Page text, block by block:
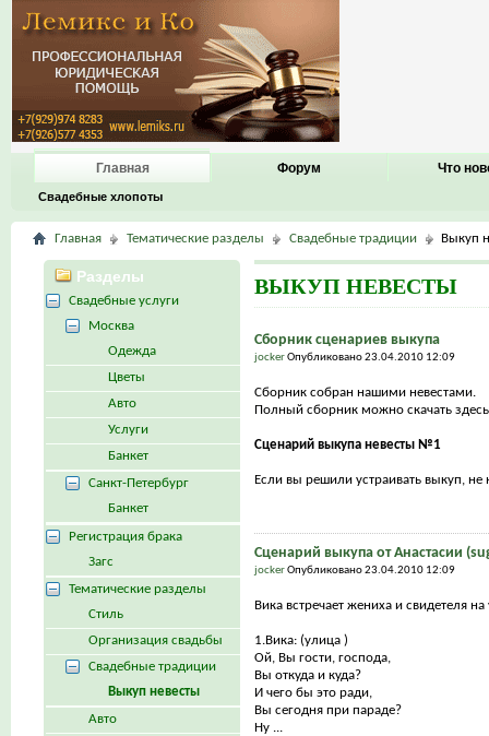
Главная
Свадебные хлопоты
Форум Что
Главная Тематические разделы Свадебные традиции Выкуп
ВЫКУП НЕВЕСТЫ
Сборник сценариев выкупа
jockerОпубликовано 23.04.2010 12:09
Сборник собран нашими невестами.
Полный сборник можно скачать
Сценарий выкупа невесты №1
Если вы решили устраивать выкуп, не
Сценарий выкупа от Анастасии
jockerОпубликовано 23.04.2010 12:09
Вика встречает жениха и свидетеля на
1.Вика: (улица )
Ой, Вы гости, господа,
Вы откуда и куда?
И чего бы это ради,
Вы сегодня при параде?
Ну ...
Разделы
Свадебные услуги
Москва
Одежда
Цветы
Авто
Услуги
Банкет
Санкт-Петербург
Банкет
Регистрация брака
Загс
Тематические разделы
Стиль
Организация свадьбы
Свадебные традиции
Выкуп невесты
Авто